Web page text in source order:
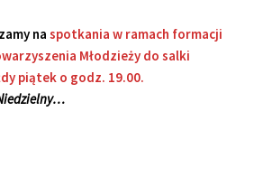
na spotkania w ramach formacji
Młodzieży do salki
piątek o godz. 19.00.